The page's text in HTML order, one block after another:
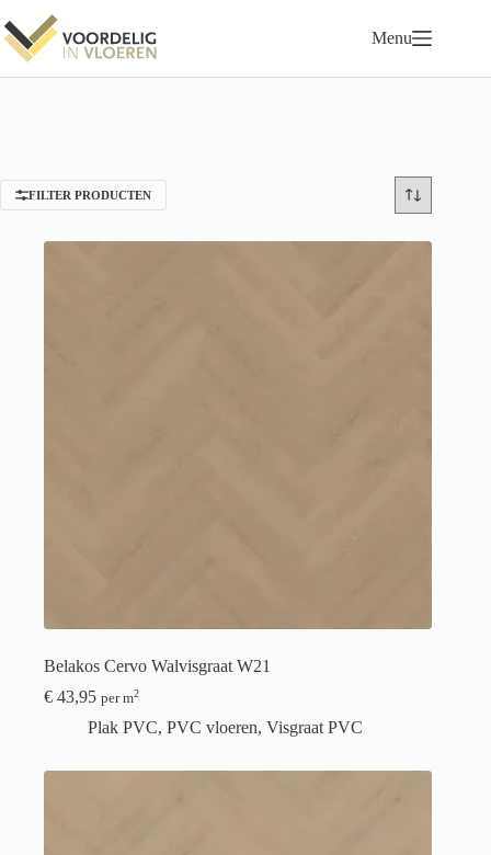
naar
de
inhoud
Menu
FILTER PRODUCTEN
Belakos Cervo Walvisgraat W21
€ 43,95 per m2
Plak PVC, PVC vloeren, Visgraat PVC